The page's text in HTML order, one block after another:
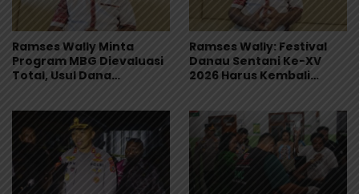
Ramses Wally Minta
Program MBG Dievaluasi
Total, Usul Dana
Ramses Wally: Festival
Danau Sentani Ke-XV
2026 Harus Kembali